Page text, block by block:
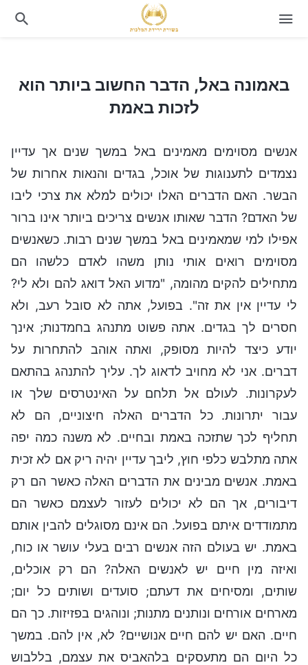
באמונה באל, הדבר החשוב ביותר הוא לזכות באמת
באמונה באל, הדבר החשוב ביותר הוא
לזכות באמת
אנשים מסוימים מאמינים באל במשך שנים אך עדיין
נצמדים לתענוגות של אוכל, בגדים והנאות אחרות של
הבשר. האם הדברים האלו יכולים למלא את צרכי ליבו
של האדם? הדבר שאותו אנשים צריכים ביותר אינו ברור
אפילו למי שמאמינים באל במשך שנים רבות. כשאנשים
מסוימים רואים אותי נותן משהו לאדם כלשהו הם
מתחילים להקים מהומה, "מדוע האל דואג להם ולא לי?
לי עדיין אין את זה". בפועל, אתה לא סובל רעב, ולא
חסרים לך בגדים. אתה פשוט מתנהג בחמדנות; אינך
יודע כיצד להיות מסופק, ואתה אוהב להתחרות על
דברים. אני לא מחויב לדאוג לך. עליך להתנהג בהתאם
לעקרונות. לעולם אל תלחם על האינטרסים שלך או
עבור יתרונות. כל הדברים האלה חיצוניים, הם לא
תחליף לכך שתזכה באמת ובחיים. לא משנה כמה יפה
אתה מתלבש כלפי חוץ, ליבך עדיין יהיה ריק אם לא זכית
באמת. אנשים מבינים את הדברים האלה כאשר הם רק
דיבורים, אך הם לא יכולים לעזור לעצמם כאשר הם
מתמודדים איתם בפועל. הם אינם מסוגלים להבין אותם
באמת. יש בעולם הזה אנשים רבים בעלי עושר או כוח,
ואיזה מין חיים יש לאנשים האלה? הם רק אוכלים,
שותים, ומסיחים את דעתם; סועדים ושותים כל יום;
מארחים אורחים ונותנים מתנות; ונוהגים בפזיזות. כך הם
חיים. האם יש להם חיים אנושיים? לא, אין להם. במשך
כל היום הם מתעסקים בלהאביס את עצמם, בללבוש